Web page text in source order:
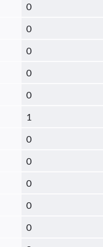
0
0
0
0
0
1
0
0
0
0
0